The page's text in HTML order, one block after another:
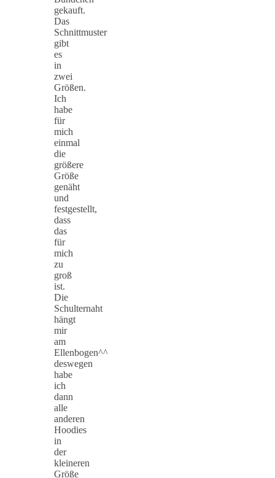
gekauft.
Das
Schnittmuster
gibt
es
in
zwei
Größen.
Ich
habe
für
mich
einmal
die
größere
Größe
genäht
und
festgestellt,
dass
das
für
mich
zu
groß
ist.
Die
Schulternaht
hängt
mir
am
Ellenbogen^^
deswegen
habe
ich
dann
alle
anderen
Hoodies
in
der
kleineren
Größe